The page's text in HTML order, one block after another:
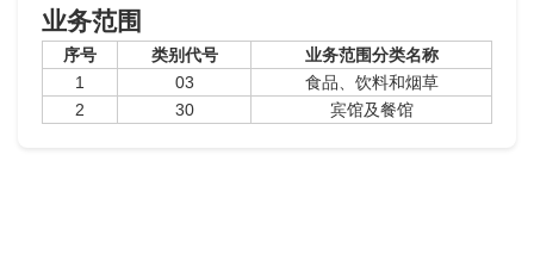
业务范围
序号 类别代号
业务范围分类名称
1
03
食品、饮料和烟草
2
30 宾馆及餐馆